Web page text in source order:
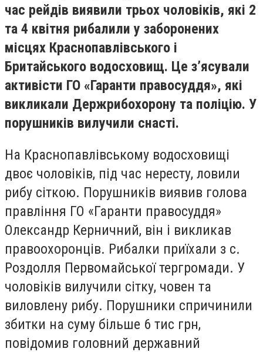
час рейдів виявили трьох чоловіків, які 2
та 4 квітня рибалили у заборонених
місцях Краснопавлівського і
Бритайського водосховищ. Це з’ясували
активісти ГО «Гаранти правосуддя», які
викликали Держрибохорону та поліцію. У
порушників вилучили снасті.
На Краснопавлівському водосховищі
двоє чоловіків, під час нересту, ловили
рибу сіткою. Порушників виявив голова
правління ГО «Гаранти правосуддя»
Олександр Керничний, він і викликав
правоохоронців. Рибалки приїхали з с.
Роздолля Первомайської тергромади. У
чоловіків вилучили сітку, човен та
виловлену рибу. Порушники спричинили
збитки на суму більше 6 тис грн,
повідомив головний державний